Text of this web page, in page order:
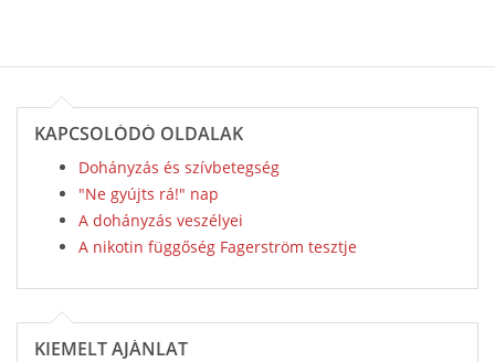
KAPCSOLÓDÓ OLDALAK
Dohányzás és szívbetegség
"Ne gyújts rá!" nap
A dohányzás veszélyei
A nikotin függőség Fagerström tesztje
KIEMELT AJÁNLAT